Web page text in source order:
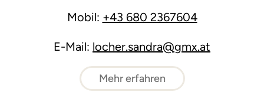
Mobil: +43 680 2367604
E-Mail: locher.sandra@gmx.at
Mehr erfahren